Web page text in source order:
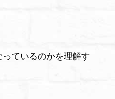
っているのかを理解す